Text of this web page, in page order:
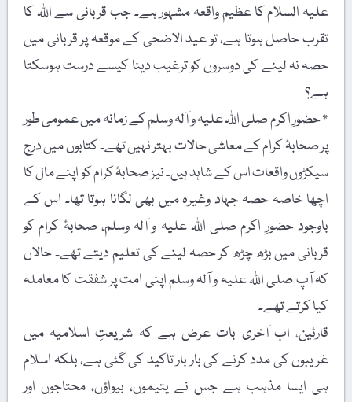
علیہ السلام کا عظیم واقعہ مشہور ہے۔ جب قربانی سے اللہ کا
تقرب حاصل ہوتا ہے، تو عید الاضحی کے موقعہ پر قربانی میں
حصہ نہ لینے کی دوسروں کو ترغیب دینا کیسے درست ہوسکتا
ہے؟
٭ حضورِ اکرم صلی اللہ علیہ و آلہ وسلم کے زمانہ میں عمومی طور
پر صحابۂ کرام کے معاشی حالات بہتر نہیں تھے۔ کتابوں میں درج
سیکڑوں واقعات اس کے شاہد ہیں۔ نیز صحابۂ کرام کو اپنے مال کا
اچھا خاصہ حصہ جہاد وغیرہ میں بھی لگانا ہوتا تھا۔ اس کے
باوجود حضورِ اکرم صلی اللہ علیہ و آلہ وسلم، صحابۂ کرام کو
قربانی میں بڑھ چڑھ کر حصہ لینے کی تعلیم دیتے تھے۔ حالاں
کہ آپ صلی اللہ علیہ و آلہ وسلم اپنی امت پر شفقت کا معاملہ
کیا کرتے تھے۔
قارئین، اب آخری بات عرض ہے کہ شریعتِ اسلامیہ میں
غریبوں کی مدد کرنے کی بار بار تاکید کی گئی ہے، بلکہ اسلام
ہی ایسا مذہب ہے جس نے یتیموں، بیواؤں، محتاجوں اور